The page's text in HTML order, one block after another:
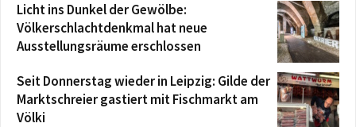
Licht ins Dunkel der Gewölbe:
Völkerschlachtdenkmal hat neue
Ausstellungsräume erschlossen
Seit Donnerstag wieder in Leipzig: Gilde der
Marktschreier gastiert mit Fischmarkt am
Völki